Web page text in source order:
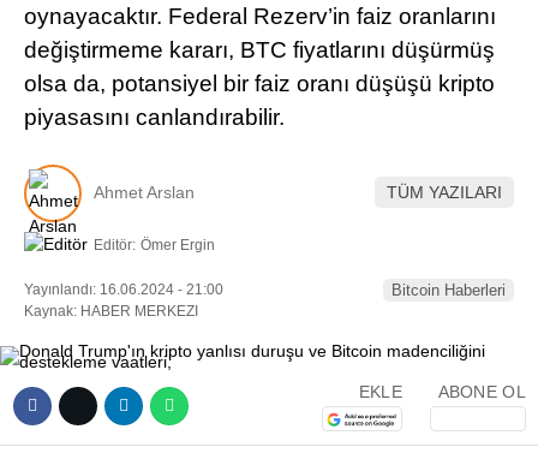
oynayacaktır. Federal Rezerv’in faiz oranlarını
değiştirmeme kararı, BTC fiyatlarını düşürmüş
olsa da, potansiyel bir faiz oranı düşüşü kripto
piyasasını canlandırabilir.
Ahmet Arslan TÜM YAZILARI
Editör: Ömer Ergin
Yayınlandı: 16.06.2024 - 21:00
Kaynak: HABER MERKEZI
Bitcoin Haberleri
EKLE ABONE OL